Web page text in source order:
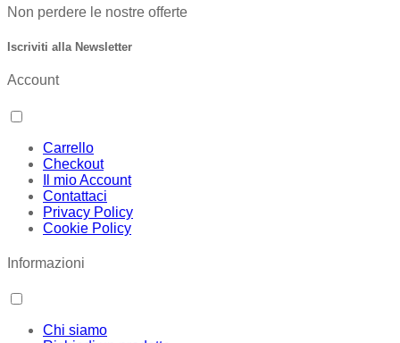
Non perdere le nostre offerte
Iscriviti alla Newsletter
Account
Carrello
Checkout
Il mio Account
Contattaci
Privacy Policy
Cookie Policy
Informazioni
Chi siamo